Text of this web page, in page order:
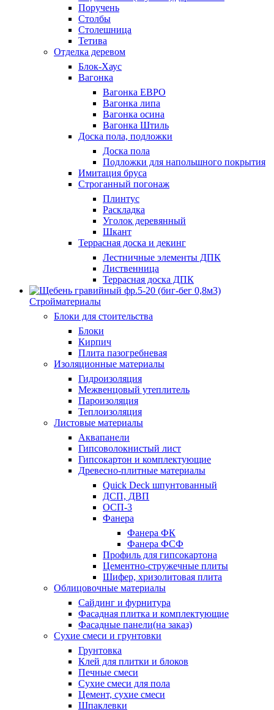
Поручень
Столбы
Столешница
Тетива
Отделка деревом
Блок-Хаус
Вагонка
Вагонка ЕВРО
Вагонка липа
Вагонка осина
Вагонка Штиль
Доска пола, подложки
Доска пола
Подложки для напольшного покрытия
Имитация бруса
Строганный погонаж
Плинтус
Раскладка
Уголок деревянный
Шкант
Террасная доска и декинг
Лестничные элементы ДПК
Лиственница
Террасная доска ДПК
Стройматериалы
Блоки для стоительства
Блоки
Кирпич
Плита пазогребневая
Изоляционные материалы
Гидроизоляция
Межвенцовый утеплитель
Пароизоляция
Теплоизоляция
Листовые материалы
Аквапанели
Гипсоволокнистый лист
Гипсокартон и комплектующие
Древесно-плитные материалы
Quick Deck шпунтованный
ДСП, ДВП
ОСП-3
Фанера
Фанера ФК
Фанера ФСФ
Профиль для гипсокартона
Цементно-стружечные плиты
Шифер, хризолитовая плита
Облицовочные материалы
Сайдинг и фурнитура
Фасадная плитка и комплектующие
Фасадные панели(на заказ)
Сухие смеси и грунтовки
Грунтовка
Клей для плитки и блоков
Печные смеси
Сухие смеси для пола
Цемент, сухие смеси
Шпаклевки